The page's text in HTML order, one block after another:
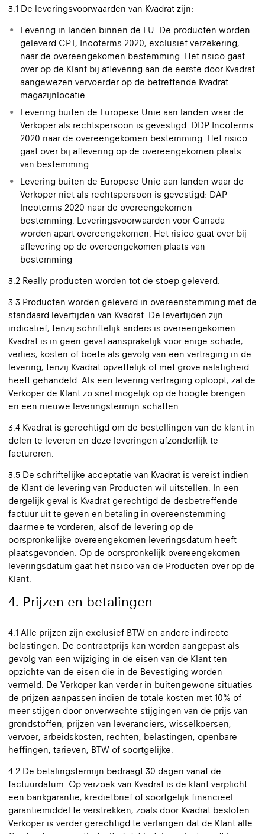
3.1 De leveringsvoorwaarden van Kvadrat zijn:
Levering in landen binnen de EU: De producten worden
geleverd CPT, Incoterms 2020, exclusief verzekering,
naar de overeengekomen bestemming. Het risico gaat
over op de Klant bij aflevering aan de eerste door Kvadrat
aangewezen vervoerder op de betreffende Kvadrat
magazijnlocatie.
Levering buiten de Europese Unie aan landen waar de
Verkoper als rechtspersoon is gevestigd: DDP Incoterms
2020 naar de overeengekomen bestemming. Het risico
gaat over bij aflevering op de overeengekomen plaats
van bestemming.
Levering buiten de Europese Unie aan landen waar de
Verkoper niet als rechtspersoon is gevestigd: DAP
Incoterms 2020 naar de overeengekomen
bestemming. Leveringsvoorwaarden voor Canada
worden apart overeengekomen. Het risico gaat over bij
aflevering op de overeengekomen plaats van
bestemming
3.2 Really-producten worden tot de stoep geleverd.
3.3 Producten worden geleverd in overeenstemming met de
standaard levertijden van Kvadrat. De levertijden zijn
indicatief, tenzij schriftelijk anders is overeengekomen.
Kvadrat is in geen geval aansprakelijk voor enige schade,
verlies, kosten of boete als gevolg van een vertraging in de
levering, tenzij Kvadrat opzettelijk of met grove nalatigheid
heeft gehandeld. Als een levering vertraging oploopt, zal de
Verkoper de Klant zo snel mogelijk op de hoogte brengen
en een nieuwe leveringstermijn schatten.
3.4 Kvadrat is gerechtigd om de bestellingen van de klant in
delen te leveren en deze leveringen afzonderlijk te
factureren.
3.5 De schriftelijke acceptatie van Kvadrat is vereist indien
de Klant de levering van Producten wil uitstellen. In een
dergelijk geval is Kvadrat gerechtigd de desbetreffende
factuur uit te geven en betaling in overeenstemming
daarmee te vorderen, alsof de levering op de
oorspronkelijke overeengekomen leveringsdatum heeft
plaatsgevonden. Op de oorspronkelijk overeengekomen
leveringsdatum gaat het risico van de Producten over op de
Klant.
4. Prijzen en betalingen
4.1 Alle prijzen zijn exclusief BTW en andere indirecte
belastingen. De contractprijs kan worden aangepast als
gevolg van een wijziging in de eisen van de Klant ten
opzichte van de eisen die in de Bevestiging worden
vermeld. De Verkoper kan verder in buitengewone situaties
de prijzen aanpassen indien de totale kosten met 10% of
meer stijgen door onverwachte stijgingen van de prijs van
grondstoffen, prijzen van leveranciers, wisselkoersen,
vervoer, arbeidskosten, rechten, belastingen, openbare
heffingen, tarieven, BTW of soortgelijke.
4.2 De betalingstermijn bedraagt 30 dagen vanaf de
factuurdatum. Op verzoek van Kvadrat is de klant verplicht
een bankgarantie, kredietbrief of soortgelijk financieel
garantiemiddel te verstrekken, zoals door Kvadrat besloten.
Verkoper is verder gerechtigd te verlangen dat de Klant alle